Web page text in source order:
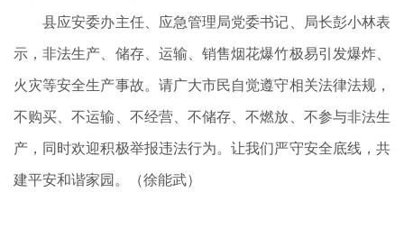
县应安委办主任、应急管理局党委书记、局长彭小林表
示，非法生产、储存、运输、销售烟花爆竹极易引发爆炸、
火灾等安全生产事故。请广大市民自觉遵守相关法律法规，
不购买、不运输、不经营、不储存、不燃放、不参与非法生
产，同时欢迎积极举报违法行为。让我们严守安全底线，共
建平安和谐家园。（徐能武）